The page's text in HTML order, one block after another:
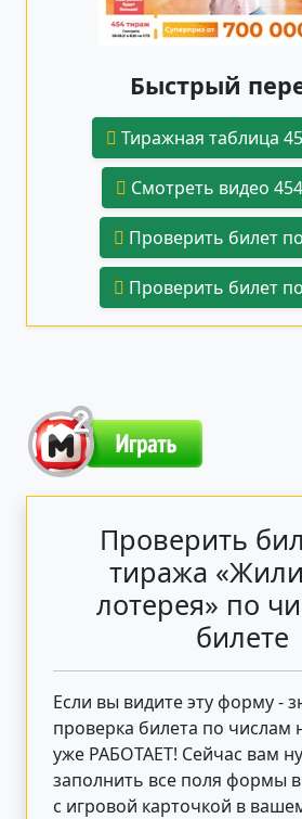
Быстрый
Тиражная таблица
Смотреть видео
Проверить билет
Проверить билет
Проверить
тиража
лотерея» по
билете
Если вы видите эту форму -
проверка билета по числам
уже РАБОТАЕТ! Сейчас вам
заполнить все поля формы в
с игровой карточкой в